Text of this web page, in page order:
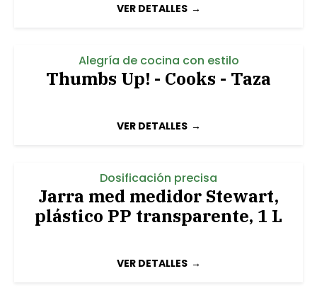
VER DETALLES
Alegría de cocina con estilo
Thumbs Up! - Cooks - Taza
VER DETALLES
Dosificación precisa
Jarra med medidor Stewart,
plástico PP transparente, 1 L
VER DETALLES